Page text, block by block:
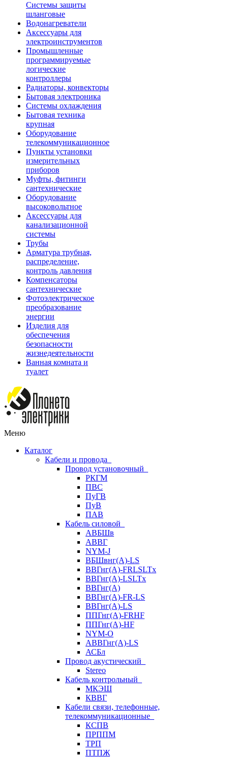
Системы защиты
шланговые
Водонагреватели
Аксессуары для
электроинструментов
Промышленные
программируемые
логические
контроллеры
Радиаторы, конвекторы
Бытовая электроника
Системы охлаждения
Бытовая техника
крупная
Оборудование
телекоммуникационное
Пункты установки
измерительных
приборов
Муфты, фитинги
сантехнические
Оборудование
высоковольтное
Аксессуары для
канализационной
системы
Трубы
Арматура трубная,
распределение,
контроль давления
Компенсаторы
сантехнические
Фотоэлектрическое
преобразование
энергии
Изделия для
обеспечения
безопасности
жизнедеятельности
Ванная комната и
туалет
Меню
Каталог
Кабели и провода
Провод установочный
РКГМ
ПВС
ПуГВ
ПуВ
ПАВ
Кабель силовой
АВБШв
АВВГ
NYM-J
ВБШвнг(А)-LS
ВВГнг(A)-FRLSLTx
ВВГнг(A)-LSLTx
ВВГнг(А)
ВВГнг(А)-FR-LS
ВВГнг(А)-LS
ППГнг(А)-FRHF
ППГнг(А)-HF
NYM-O
АВВГнг(А)-LS
АСБл
Провод акустический
Stereo
Кабель контрольный
МКЭШ
КВВГ
Кабели связи, телефонные,
телекоммуникационные
КСПВ
ПРППМ
ТРП
ПТПЖ